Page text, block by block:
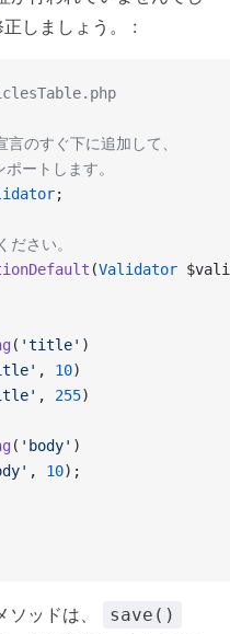
しましょう。 :
のすぐ下に追加して、
トします。
;
さい。
(Validator
( 'title' )
, 10)
, 255)
( 'body' )
, 10);
ソッドは、 save()